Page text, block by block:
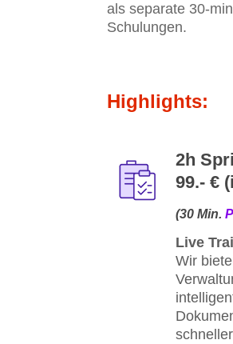
als separate 30-
Schulungen.
Highlights:
2h
99.- €
(30 Min.
Live
Wir